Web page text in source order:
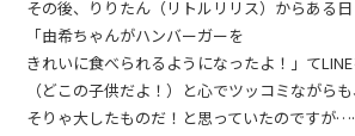
その後、りりたん（リトルリリス）からある日
「由希ちゃんがハンバーガーを
きれいに食べられるようになったよ！」て
（どこの子供だよ！）と心でツッコミながらも
そりゃ大したものだ！と思っていたのですが